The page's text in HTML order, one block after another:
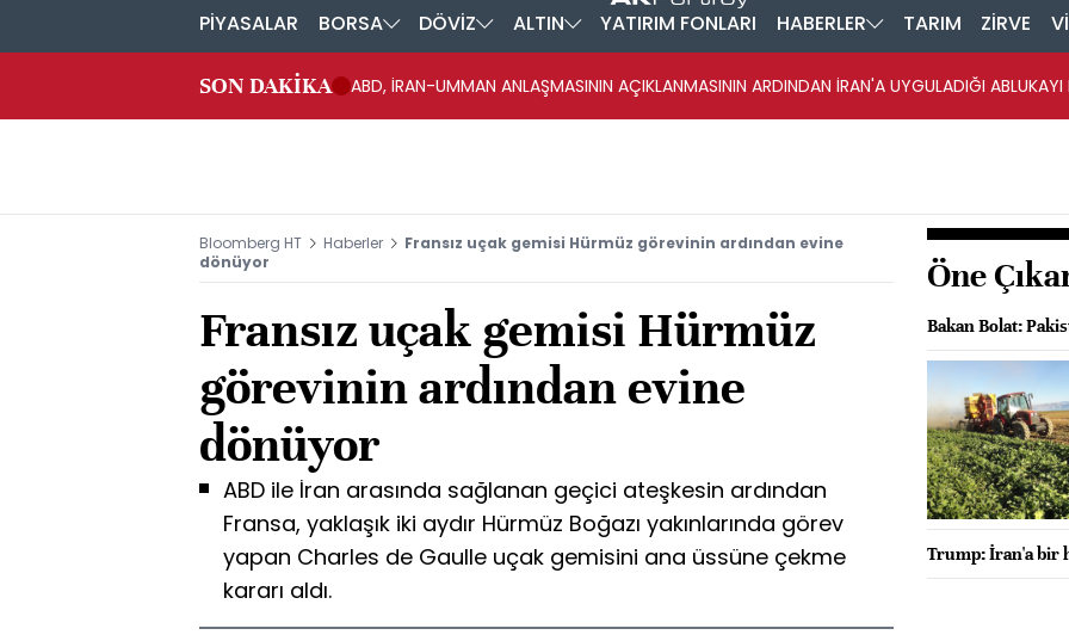
PİYASALAR BORSA DÖVİZ ALTIN YATIRIM FONLARI HABERLER TARIM ZİRVE
SON DAKİKA ABD, İRAN-UMMAN ANLAŞMASININ AÇIKLANMASININ ARDINDAN İRAN'A UYGULADIĞI ABLUKAYI
Bloomberg HT Haberler
Fransız uçak gemisi Hürmüz görevinin ardından evine
dönüyor
Fransız uçak gemisi Hürmüz
görevinin ardından evine
dönüyor
ABD ile İran arasında sağlanan geçici ateşkesin ardından
Fransa, yaklaşık iki aydır Hürmüz Boğazı yakınlarında görev
yapan Charles de Gaulle uçak gemisini ana üssüne çekme
kararı aldı.
Öne
Bakan Bolat:
Trump: İran'a bir